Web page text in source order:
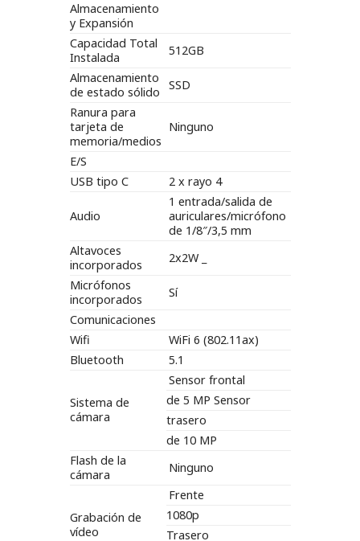
Almacenamiento
y Expansión
Capacidad Total
Instalada
512GB
Almacenamiento
de estado sólido
SSD
Ranura para
tarjeta de
memoria/medios
Ninguno
E/S
USB tipo C
2 x rayo 4
Audio
1 entrada/salida de
auriculares/micrófono
de 1/8″/3,5 mm
Altavoces
incorporados
2x2W _
Micrófonos
incorporados
Sí
Comunicaciones
Wifi
WiFi 6 (802.11ax)
Bluetooth
5.1
Sistema de
cámara
Sensor frontal
de 5 MP Sensor
trasero
de 10 MP
Flash de la
cámara
Ninguno
Grabación de
vídeo
Frente
1080p
Trasero